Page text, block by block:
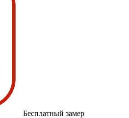
Бесплатный замер